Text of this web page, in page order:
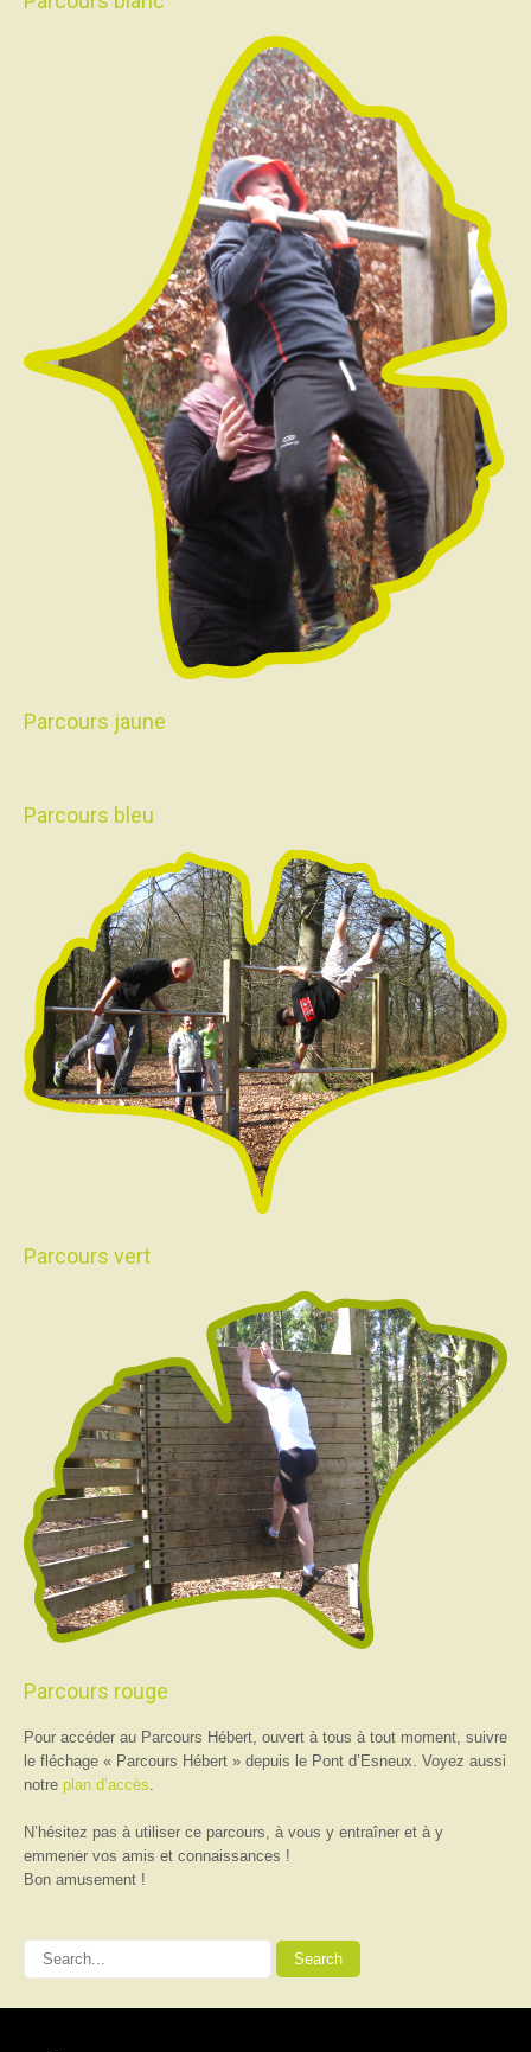
Parcours jaune
Parcours bleu
Parcours vert
Parcours rouge
Pour accéder au Parcours Hébert, ouvert à tous à tout moment, suivre
le fléchage « Parcours Hébert » depuis le Pont d’Esneux. Voyez aussi
notre plan d’accès
N’hésitez pas à utiliser ce parcours, à vous y entraîner et à y
emmener vos amis et connaissances !
Bon amusement !